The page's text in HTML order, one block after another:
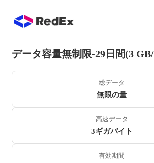
データ容量無制限-29日間(3
総データ
無限の量
高速データ
3ギガバイト
有効期間